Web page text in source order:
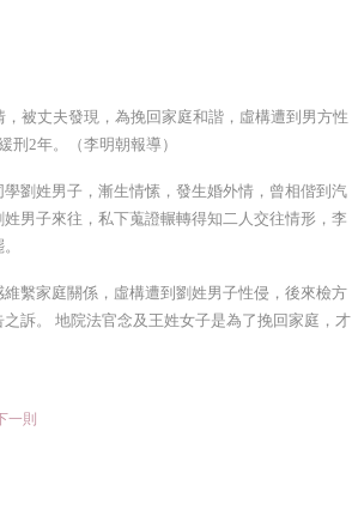
被丈夫發現，為挽回家庭和諧，虛構遭到男方性
2年。（李明朝報導）
劉姓男子，漸生情愫，發生婚外情，曾相偕到汽
男子來往，私下蒐證輾轉得知二人交往情形，李
繫家庭關係，虛構遭到劉姓男子性侵，後來檢方
訴。 地院法官念及王姓女子是為了挽回家庭，才
一則